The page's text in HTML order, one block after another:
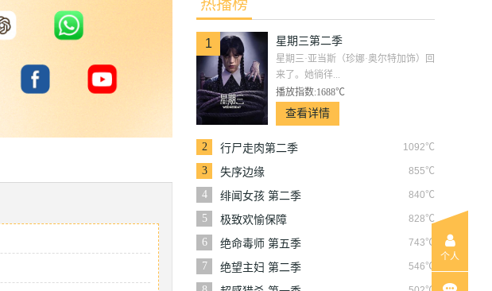
热播榜
1 星期三第二季
星期三·亚当斯（珍娜·奥尔特加饰）回
来了。她徜徉...
播放指数:1688℃
查看详情
2 1092℃
行尸走肉第二季
3
855℃
失序边缘
4
840℃
绯闻女孩 第二季
5
828℃
极致欢愉保障
6
743℃
绝命毒师 第五季
7
546℃
绝望主妇 第二季
个人